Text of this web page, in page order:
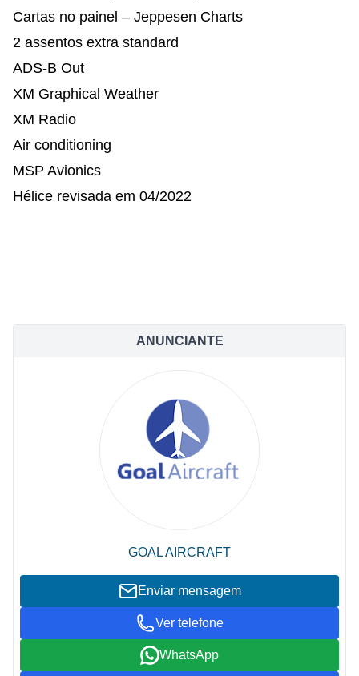
Cartas no painel – Jeppesen Charts
2 assentos extra standard
ADS-B Out
XM Graphical Weather
XM Radio
Air conditioning
MSP Avionics
Hélice revisada em 04/2022
ANUNCIANTE
GOAL AIRCRAFT
Enviar mensagem
Ver telefone
WhatsApp